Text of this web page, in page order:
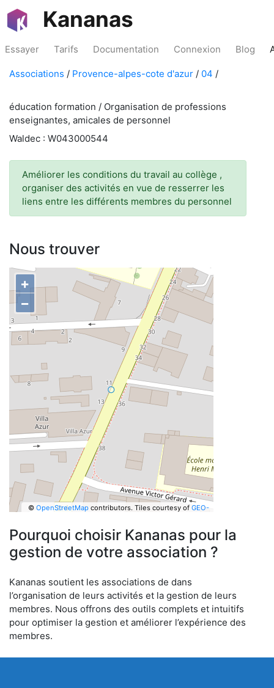
Kananas
Essayer Tarifs Documentation Connexion Blog
Associations / Provence-alpes-cote d'azur / 04 /
éducation formation / Organisation de professions
enseignantes, amicales de personnel
Waldec : W043000544
Améliorer les conditions du travail au collège ,
organiser des activités en vue de resserrer les
liens entre les différents membres du personnel
Nous trouver
+
−
© OpenStreetMapcontributors. Tiles courtesy of GEO-
Pourquoi choisir Kananas pour la
gestion de votre association ?
Kananas soutient les associations de dans
l’organisation de leurs activités et la gestion de leurs
membres. Nous offrons des outils complets et intuitifs
pour optimiser la gestion et améliorer l’expérience des
membres.